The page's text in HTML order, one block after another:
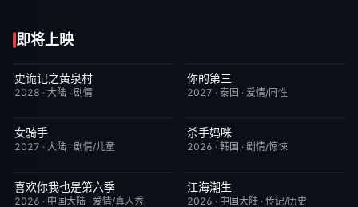
即将上映
6月23日更新
史诡记之黄泉村
2028 · 大陆 · 剧情
更新至第02集
你的第三
2027 · 泰国 · 爱情/同性
7月15日更新
女骑手
2027 · 大陆 · 剧情/儿童
更新至第02集
杀手妈咪
2026 · 韩国 · 剧情/惊悚
今日更新
喜欢你我也是第六季
2026 · 中国大陆 · 爱情/真人秀
更新至第22集
江海潮生
2026 · 中国大陆 · 传记/历史